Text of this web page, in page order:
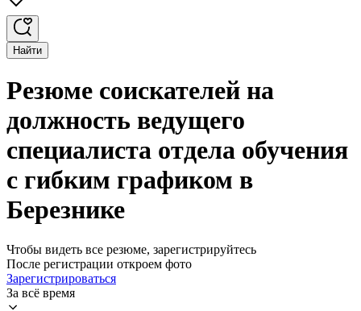
Найти
Резюме соискателей на
должность ведущего
специалиста отдела обучения
с гибким графиком в
Березнике
Чтобы видеть все резюме, зарегистрируйтесь
После регистрации откроем фото
Зарегистрироваться
За всё время